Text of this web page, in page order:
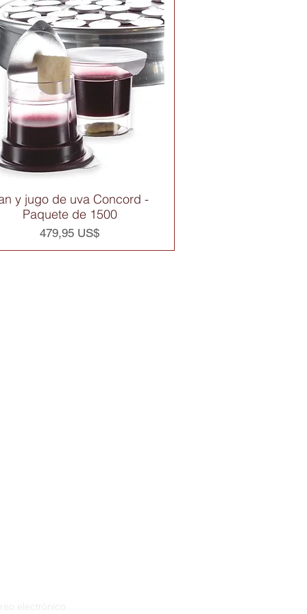
Vista rápida
y jugo de uva Concord -
Paquete de 1500
Precio
479,95 US$
electrónico